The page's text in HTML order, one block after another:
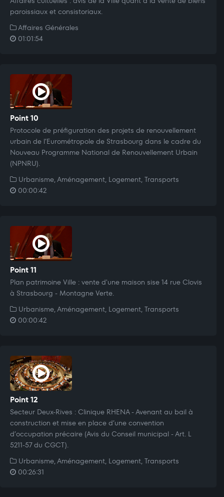
paroissiaux et consistoriaux.
Affaires Générales
01:01:54
Point 10
Protocole de préfiguration des projets de renouvellement
urbain de l’Eurométropole de Strasbourg dans le cadre du
Nouveau Programme National de Renouvellement Urbain
(NPNRU).
Urbanisme, Aménagement, Logement, Transports
00:00:42
Point 11
Plan patrimoine Ville : vente d'une maison sise 14 rue Clovis
à Strasbourg - Montagne Verte.
Urbanisme, Aménagement, Logement, Transports
00:00:42
Point 12
Secteur Deux-Rives : Clinique RHENA - Avenant au bail à
construction et mise en place d’une convention
d’occupation précaire (Avis du Conseil municipal - Art. L
5211-57 du CGCT).
Urbanisme, Aménagement, Logement, Transports
00:26:31